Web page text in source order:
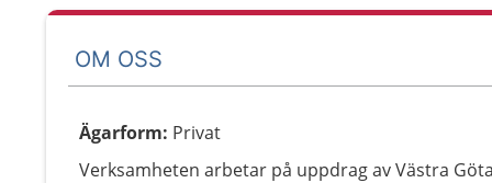
OM OSS
Ägarform: Privat
Verksamheten arbetar på uppdrag av Västra